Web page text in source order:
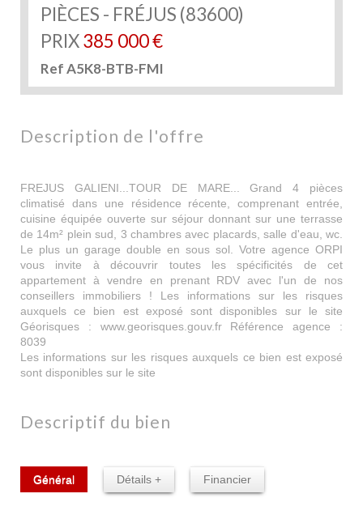
PIÈCES - FRÉJUS (83600)
PRIX385 000€
Ref A5K8-BTB-FMI
description de l'offre
FREJUS GALIENI...TOUR DE MARE... Grand 4 pièces
climatisé dans une résidence récente, comprenant entrée,
cuisine équipée ouverte sur séjour donnant sur une terrasse
de 14m² plein sud, 3 chambres avec placards, salle d'eau, wc.
Le plus un garage double en sous sol. Votre agence ORPI
vous invite à découvrir toutes les spécificités de cet
appartement à vendre en prenant RDV avec l'un de nos
conseillers immobiliers ! Les informations sur les risques
auxquels ce bien est exposé sont disponibles sur le site
Géorisques : www.georisques.gouv.fr Référence agence :
8039
Les informations sur les risques auxquels ce bien est exposé
sont disponibles sur le site
descriptif du bien
Général Détails + Financier